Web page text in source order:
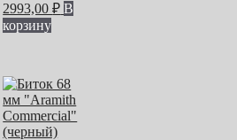
2993,00₽ В
корзину